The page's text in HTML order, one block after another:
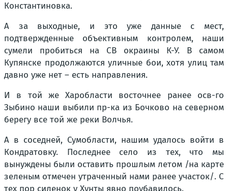
Константиновка.
А за выходные, и это уже данные с мест,
подтвержденные объективным контролем, наши
сумели пробиться на СВ окраины К-У. В самом
Купянске продолжаются уличные бои, хотя улиц там
давно уже нет – есть направления.
И в той же Харобласти восточнее ранее осв-го
Зыбино наши выбили пр-ка из Бочково на северном
берегу все той же реки Волчья.
А в соседней, Сумобласти, нашим удалось войти в
Кондратовку. Последнее село из тех, что мы
вынуждены были оставить прошлым летом /на карте
зеленым отмечен утраченный нами ранее участок/. С
тех пор силенок у Хунты явно поубавилось.